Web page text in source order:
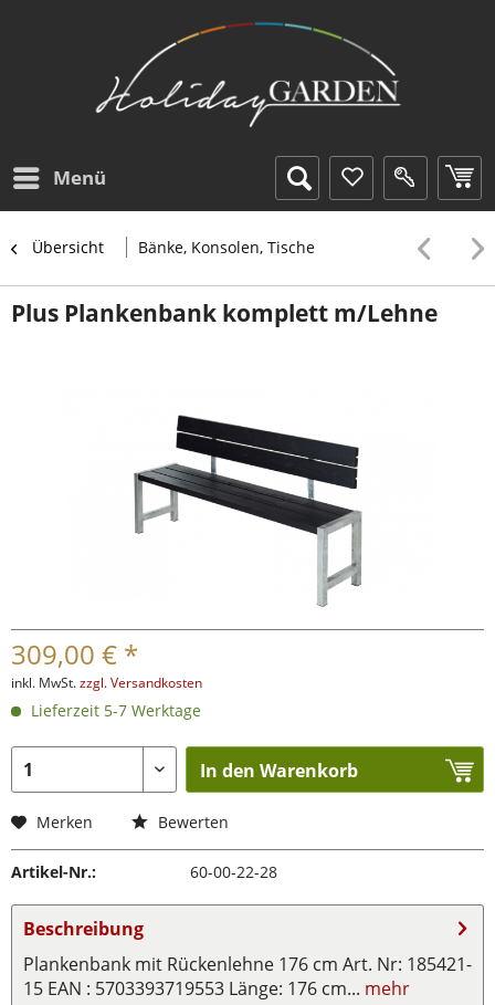
Menü
Übersicht Bänke, Konsolen, Tische
Plus Plankenbank komplett m/Lehne
309,00 € *
inkl. MwSt.zzgl. Versandkosten
Lieferzeit 5-7 Werktage
In den Warenkorb
Merken Bewerten
Artikel-Nr.: 60-00-22-28
Beschreibung
Plankenbank mit Rückenlehne 176 cm Art. Nr: 185421-
15 EAN : 5703393719553 Länge: 176 cm... mehr